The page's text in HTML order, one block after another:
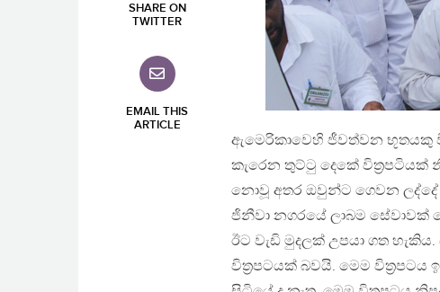
SHARE ON
TWITTER
EMAIL THIS
ARTICLE
ඇමෙරිකාවෙහි ජීවත්වන භූතයකු
කැරෙන තුට්ටු දෙකේ
නොවූ අතර ඔවුන්ට ගෙවන
ජිනීවා නගරයේ ලාබම
ඊට වැඩි මුදලක් උපයා ගත
විත‍්‍රපටයක් බවයි. මෙම